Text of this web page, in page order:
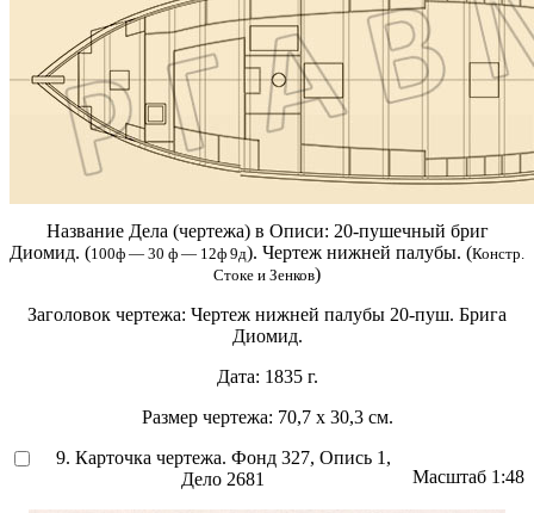
Название Дела (чертежа) в Описи: 20-пушечный бриг
Диомид. (100ф — 30 ф — 12ф 9д). Чертеж нижней палубы. (Констр.
Стоке и Зенков)
Заголовок чертежа: Чертеж нижней палубы 20-пуш. Брига
Диомид.
Дата: 1835 г.
Размер чертежа: 70,7 х 30,3 см.
Масштаб 1:48
9. Карточка чертежа. Фонд 327, Опись 1,
Дело 2681